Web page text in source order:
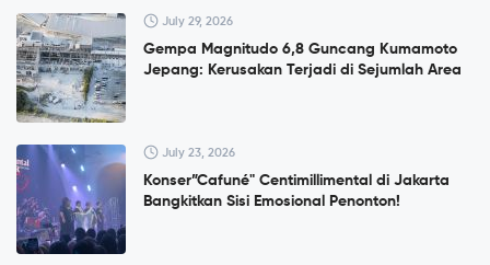
July 29, 2026
Gempa Magnitudo 6,8 Guncang Kumamoto
Jepang: Kerusakan Terjadi di Sejumlah Area
July 23, 2026
Konser”Cafuné" Centimillimental di Jakarta
Bangkitkan Sisi Emosional Penonton!